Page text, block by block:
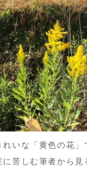
れいな「黄色の花
に苦しむ筆者から見